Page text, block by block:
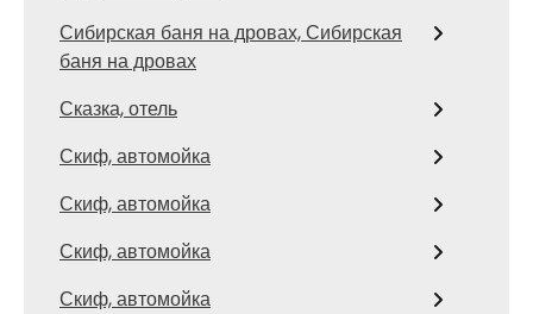
Сибирская баня на дровах, Сибирская
баня на дровах
Сказка, отель
Скиф, автомойка
Скиф, автомойка
Скиф, автомойка
Скиф, автомойка